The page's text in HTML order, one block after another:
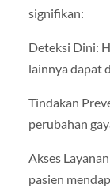
signifikan:
Deteksi Dini:
lainnya dapat
Tindakan
perubahan
Akses
pasien